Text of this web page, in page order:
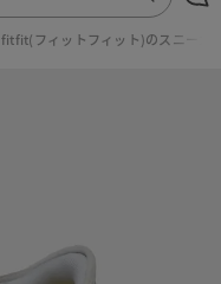
fitfit(フィットフィット)のスニーカ